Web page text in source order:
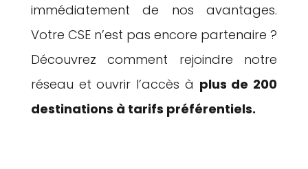
immédiatement de nos avantages.
Votre CSE n’est pas encore partenaire ?
Découvrez comment rejoindre notre
réseau et ouvrir l’accès à plus de 200
destinations à tarifs préférentiels.